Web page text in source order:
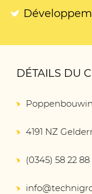
DÉTAILS DU
4191 NZ
(0345) 58 22 88